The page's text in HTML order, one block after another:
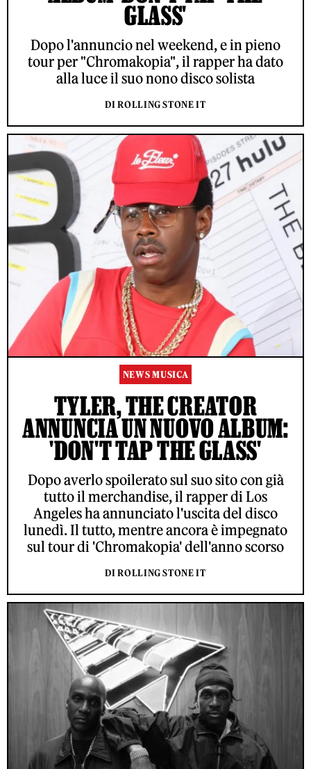
GLASS'
Dopo l'annuncio nel weekend, e in pieno
tour per "Chromakopia", il rapper ha dato
alla luce il suo nono disco solista
DI ROLLING STONE IT
NEWS MUSICA
TYLER, THE CREATOR
ANNUNCIA UN NUOVO ALBUM:
'DON'T TAP THE GLASS'
Dopo averlo spoilerato sul suo sito con già
tutto il merchandise, il rapper di Los
Angeles ha annunciato l'uscita del disco
lunedì. Il tutto, mentre ancora è impegnato
sul tour di 'Chromakopia' dell'anno scorso
DI ROLLING STONE IT